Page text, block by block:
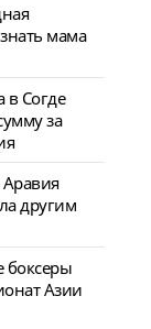
мама
в Согде
за
Аравия
другим
боксеры
Азии